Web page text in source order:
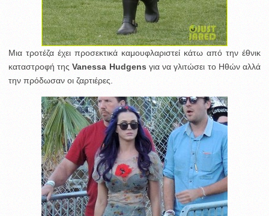
Μια τροτέζα έχει προσεκτικά καμουφλαριστεί κάτω από την έθνικ
καταστροφή τηςVanessa Hudgensγια να γλιτώσει το Ηθών αλλά
την πρόδωσαν οι ζαρτιέρες.